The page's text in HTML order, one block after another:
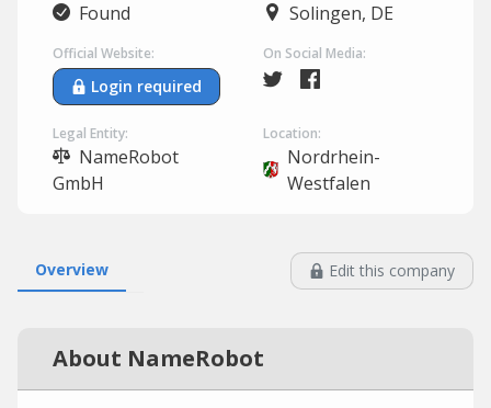
Found Solingen, DE
Official Website:
Login required
On Social Media:
Legal Entity:
NameRobot
GmbH
Location:
Nordrhein-
Westfalen
Overview Edit this company
About NameRobot